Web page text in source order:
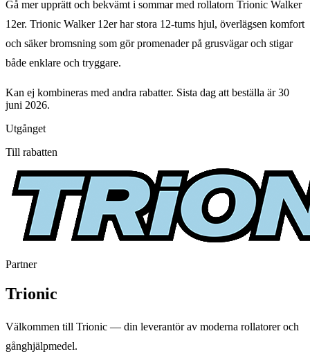
Gå mer upprätt och bekvämt i sommar med rollatorn Trionic Walker
12er. Trionic Walker 12er har stora 12-tums hjul, överlägsen komfort
och säker bromsning som gör promenader på grusvägar och stigar
både enklare och tryggare.
Kan ej kombineras med andra rabatter. Sista dag att beställa är 30
juni 2026.
Utgånget
Till rabatten
Partner
Trionic
Välkommen till Trionic — din leverantör av moderna rollatorer och
gånghjälpmedel.